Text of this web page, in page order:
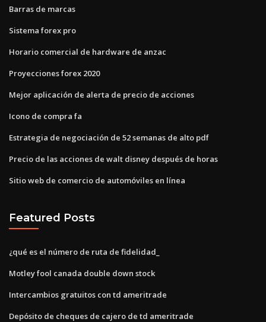
Barras de marcas
Sistema forex pro
Horario comercial de hardware de anzac
Proyecciones forex 2020
Mejor aplicación de alerta de precio de acciones
Icono de compra fa
Estrategia de negociación de 52 semanas de alto pdf
Precio de las acciones de walt disney después de horas
Sitio web de comercio de automóviles en línea
Featured Posts
¿qué es el número de ruta de fidelidad_
Motley fool canada double down stock
Intercambios gratuitos con td ameritrade
Depósito de cheques de cajero de td ameritrade